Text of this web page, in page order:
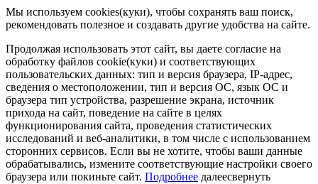
Мы используем cookies(куки), чтобы сохранять ваш поиск,
рекомендовать полезное и создавать другие удобства на сайте.
Продолжая использовать этот сайт, вы даете согласие на
обработку файлов cookie(куки) и соответствующих
пользовательских данных: тип и версия браузера, IP-адрес,
сведения о местоположении, тип и версия ОС, язык ОС и
браузера тип устройства, разрешение экрана, источник
прихода на сайт, поведение на сайте в целях
функционирования сайта, проведения статистических
исследований и веб-аналитики, в том числе с использованием
сторонних сервисов. Если вы не хотите, чтобы ваши данные
обрабатывались, измените соответствующие настройки своего
браузера или покиньте сайт. Подробнее далеесвернуть